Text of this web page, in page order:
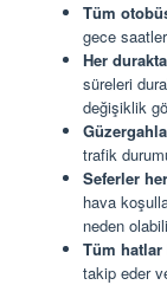
Tüm
gece
Her
süreleri
değişiklik
trafik
Seferler
hava
neden
Tüm
takip eder